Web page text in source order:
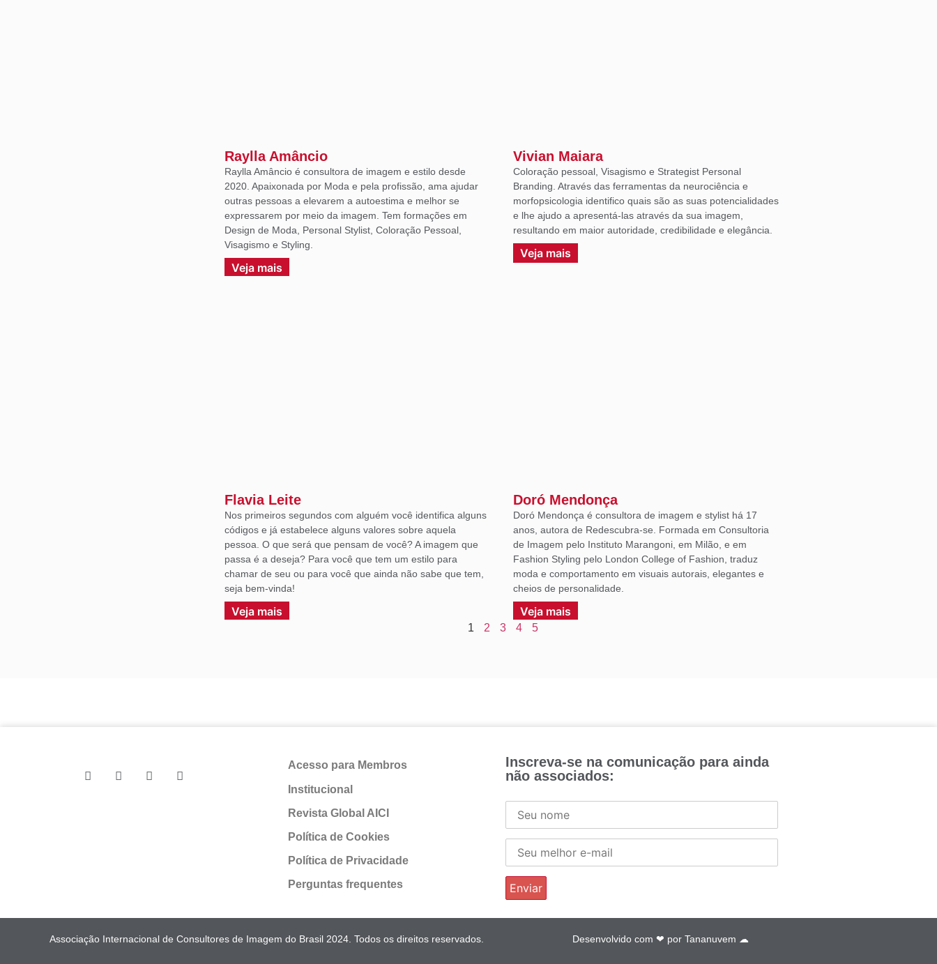
Raylla Amâncio
Raylla Amâncio é consultora de imagem e estilo desde
2020. Apaixonada por Moda e pela profissão, ama ajudar
outras pessoas a elevarem a autoestima e melhor se
expressarem por meio da imagem. Tem formações em
Design de Moda, Personal Stylist, Coloração Pessoal,
Visagismo e Styling.
Veja mais
Vivian Maiara
Coloração pessoal, Visagismo e Strategist Personal
Branding. Através das ferramentas da neurociência e
morfopsicologia identifico quais são as suas potencialidades
e lhe ajudo a apresentá-las através da sua imagem,
resultando em maior autoridade, credibilidade e elegância.
Veja mais
Flavia Leite
Nos primeiros segundos com alguém você identifica alguns
códigos e já estabelece alguns valores sobre aquela
pessoa. O que será que pensam de você? A imagem que
passa é a deseja? Para você que tem um estilo para
chamar de seu ou para você que ainda não sabe que tem,
seja bem-vinda!
Veja mais
Doró Mendonça
Doró Mendonça é consultora de imagem e stylist há 17
anos, autora de Redescubra-se. Formada em Consultoria
de Imagem pelo Instituto Marangoni, em Milão, e em
Fashion Styling pelo London College of Fashion, traduz
moda e comportamento em visuais autorais, elegantes e
cheios de personalidade.
Veja mais
1 2 3 4 5
Acesso para Membros
Institucional
Revista Global AICI
Política de Cookies
Política de Privacidade
Perguntas frequentes
Inscreva-se na comunicação para ainda
não associados:
Associação Internacional de Consultores de Imagem do Brasil 2024. Todos os direitos reservados. Desenvolvido com ❤ por Tananuvem ☁